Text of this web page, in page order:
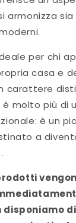
armonizza
per chi
casa e
carattere
molto più di
è un
a
disponiamo